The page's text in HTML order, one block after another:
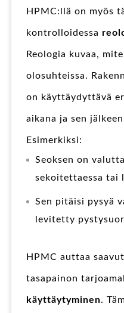
HPMC:llä on myös
kontrolloidessa
Reologia kuvaa,
olosuhteissa.
on käyttäydyttävä
aikana ja sen
Esimerkiksi:
Seoksen on
sekoitettaessa tai
Sen pitäisi pysyä
levitetty
HPMC auttaa
tasapainon
käyttäytyminen.